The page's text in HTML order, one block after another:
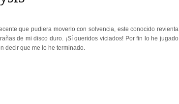
que pudiera moverlo con solvencia, este conocido revienta
de mi disco duro. ¡Sí queridos viciados! Por fin lo he jugado
decir que me lo he terminado.